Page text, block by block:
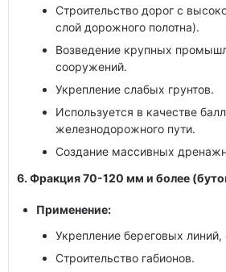
Строительство дорог с
слой дорожного полотна).
Возведение крупных
сооружений.
Укрепление слабых грунтов.
Используется в качестве
железнодорожного пути.
Создание массивных
6. Фракция 70-120 мм и более
Применение:
Укрепление береговых линий,
Строительство габионов.